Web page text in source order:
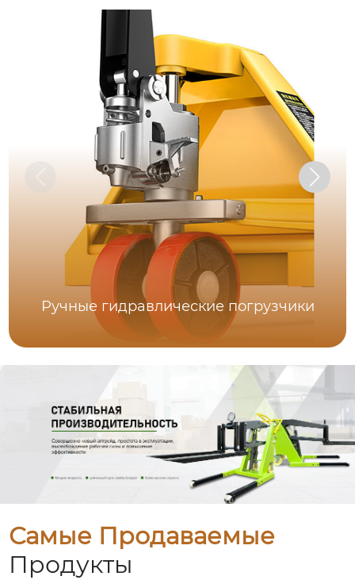
Ручные гидравлические погрузчики
Самые Продаваемые
Продукты